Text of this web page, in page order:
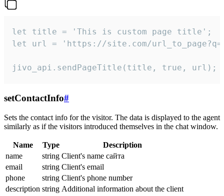
let title = 'This is custom page title';
let url = 'https://site.com/
jivo_api.sendPageTitle(title, true, url);
setContactInfo#
Sets the contact info for the visitor. The data is displayed to the agent
similarly as if the visitors introduced themselves in the chat window.
Name Type
Description
name
string Client's name сайта
email
string Client's email
phone
string Client's phone number
description string Additional information about the client